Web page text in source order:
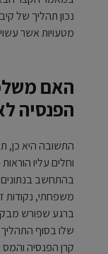
נכון תהליך של
מטעויות אשר
האם
הפנסיה
התשובה היא כן,
וחלים עליו
בהתחשב
משפחתי, נקודות
ברגע שפורש
שלו בסוף